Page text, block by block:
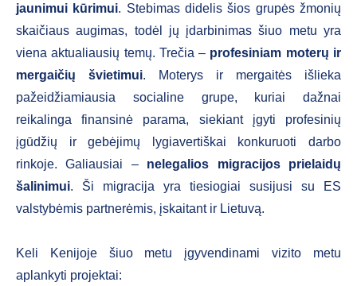
jaunimui kūrimui. Stebimas didelis šios grupės žmonių
skaičiaus augimas, todėl jų įdarbinimas šiuo metu yra
viena aktualiausių temų. Trečia – profesiniam moterų ir
mergaičių švietimui. Moterys ir mergaitės išlieka
pažeidžiamiausia socialine grupe, kuriai dažnai
reikalinga finansinė parama, siekiant įgyti profesinių
įgūdžių ir gebėjimų lygiavertiškai konkuruoti darbo
rinkoje. Galiausiai – nelegalios migracijos prielaidų
šalinimui. Ši migracija yra tiesiogiai susijusi su ES
valstybėmis partnerėmis, įskaitant ir Lietuvą.
Keli Kenijoje šiuo metu įgyvendinami vizito metu
aplankyti projektai: